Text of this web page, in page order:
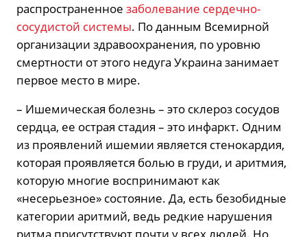
распространенное заболевание сердечно-
сосудистой системы. По данным Всемирной
организации здравоохранения, по уровню
смертности от этого недуга Украина занимает
первое место в мире.
– Ишемическая болезнь – это склероз сосудов
сердца, ее острая стадия – это инфаркт. Одним
из проявлений ишемии является стенокардия,
которая проявляется болью в груди, и аритмия,
которую многие воспринимают как
«несерьезное» состояние. Да, есть безобидные
категории аритмий, ведь редкие нарушения